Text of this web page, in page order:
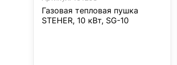
Газовая тепловая пушка
STEHER, 10 кВт, SG-10